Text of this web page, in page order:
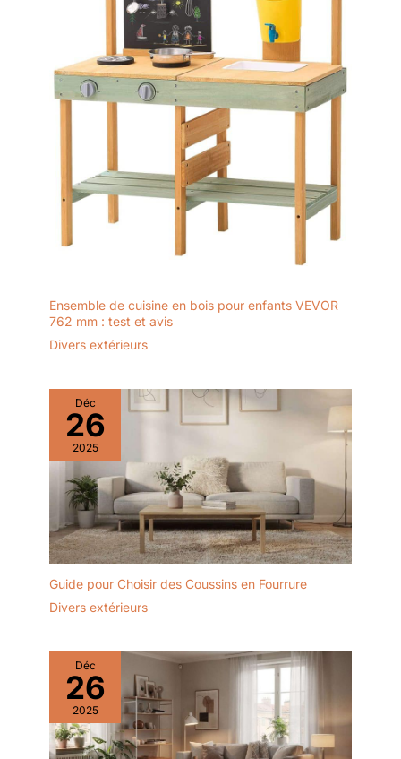
Ensemble de cuisine en bois pour enfants VEVOR
762 mm : test et avis
Divers extérieurs
Déc
26
2025
Guide pour Choisir des Coussins en Fourrure
Divers extérieurs
Déc
26
2025